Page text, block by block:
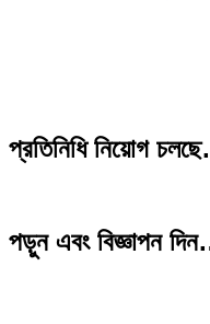
প্রতিনিধি নিয়োগ
পড়ুন এবং বিজ্ঞাপন